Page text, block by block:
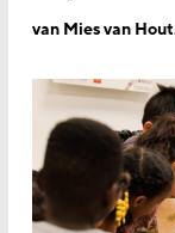
van Mies van